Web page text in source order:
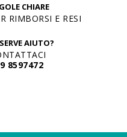
AIUTO?
8597472
CHIARE
RIMBORSI E RESI